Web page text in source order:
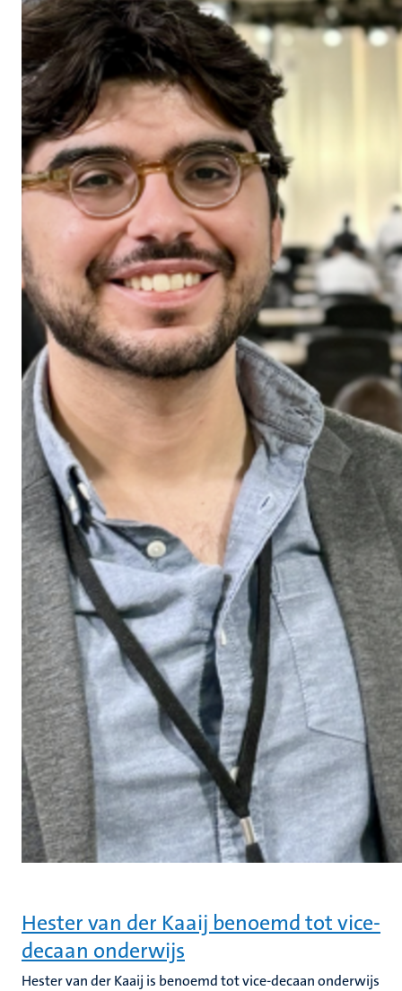
Hester van der Kaaij benoemd tot vice-
decaan onderwijs
Hester van der Kaaij is benoemd tot vice-decaan onderwijs